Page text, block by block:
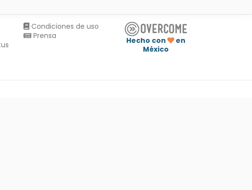
Condiciones de uso
Prensa
Hecho con
en
México